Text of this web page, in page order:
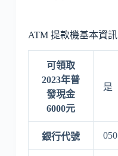
ATM 提款機基本資訊
可領取
2023年普
發現金
6000元
是
銀行代號 050